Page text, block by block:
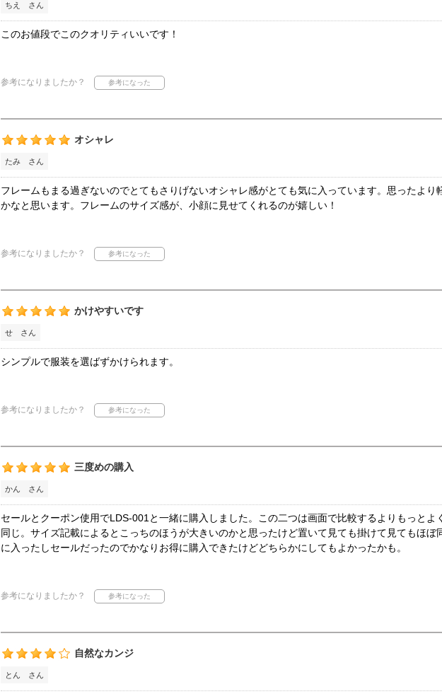
ちえ さん
このお値段でこのクオリティいいです！
参考になりましたか？
オシャレ
たみ さん
フレームもまる過ぎないのでとてもさりげないオシャレ感がとても気に入っています。思ったより
かなと思います。フレームのサイズ感が、小顔に見せてくれるのが嬉しい！
参考になりましたか？
かけやすいです
せ さん
シンプルで服装を選ばずかけられます。
参考になりましたか？
三度めの購入
かん さん
セールとクーポン使用でLDS-001と一緒に購入しました。この二つは画面で比較するよりもっとよ
同じ。サイズ記載によるとこっちのほうが大きいのかと思ったけど置いて見ても掛けて見てもほぼ
に入ったしセールだったのでかなりお得に購入できたけどどちらかにしてもよかったかも。
参考になりましたか？
自然なカンジ
とん さん